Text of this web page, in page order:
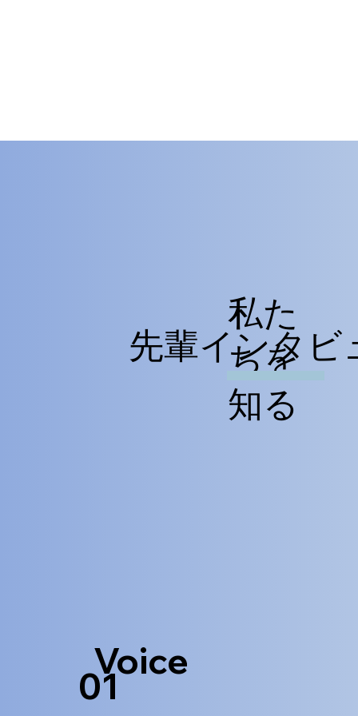
​私た
ちを
知る
先輩インタビ
​Voice
01